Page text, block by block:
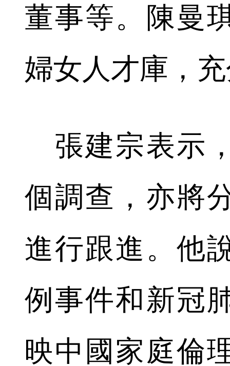
董事等。陳曼
婦女人才庫，
張建宗表示
個調查，亦將
進行跟進。他
例事件和新冠
映中國家庭倫